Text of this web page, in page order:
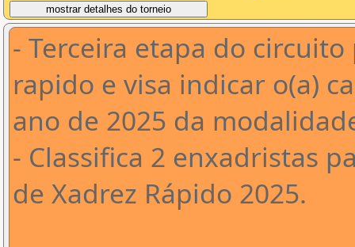
- Terceira etapa do
rapido e visa indicar o(a)
ano de 2025 da
- Classifica 2 enxadristas
de Xadrez Rápido 2025.